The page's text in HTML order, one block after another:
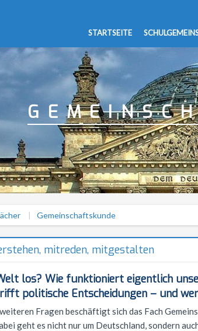
STARTSEITE
Gemeinschaftskunde
mitreden, mitgestalten
los? Wie funktioniert eigentlich
politische Entscheidungen – und
Fragen beschäftigt sich das Fach
geht es nicht nur um Deutschland, sondern